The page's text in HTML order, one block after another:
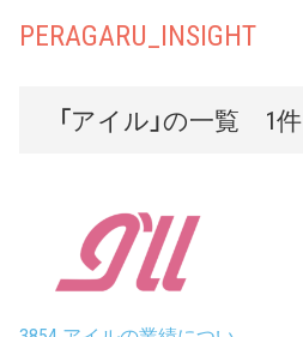
PERAGARU_INSIGHT
「アイル」の一覧 1件